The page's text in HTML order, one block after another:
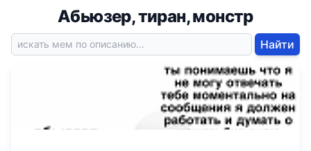
Абьюзер, тиран, монстр
Найти